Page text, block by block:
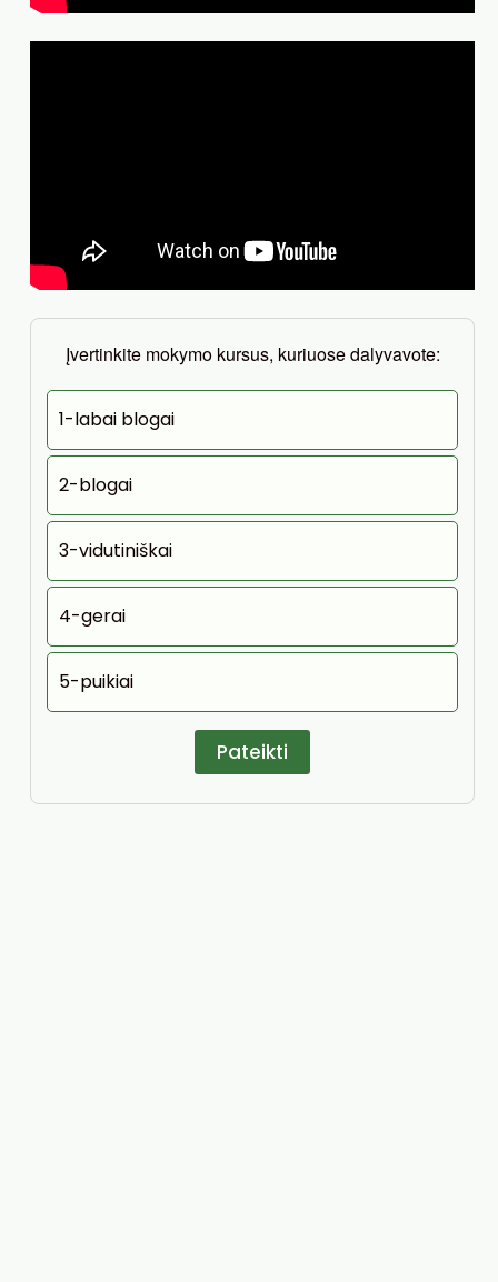
Įvertinkite mokymo kursus, kuriuose dalyvavote:
1-labai blogai
2-blogai
3-vidutiniškai
4-gerai
5-puikiai